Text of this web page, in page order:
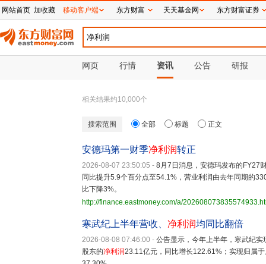
网页 行情 资讯 公告 研报
相关结果约10,000个
搜索范围 全部 标题 正文
安德玛第一财季净利润转正
2026-08-07 23:50:05 - 8月7日消息，安德玛发布的FY27
同比提升5.9个百分点至54.1%，营业利润由去年同期的
比下降3%。
http://finance.eastmoney.com/a/
寒武纪上半年营收、 净利润均同比翻倍
2026-08-08 07:46:00 - 公告显示，今年上半年，寒武纪
股东的净利润23.11亿元，同比增长122.61%；实现归属
网站首页 加收藏 移动客户端 东方财富 天天基金网 东方财富证券